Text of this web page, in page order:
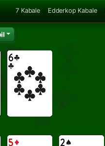
7 Kabale Edderkop Kabale